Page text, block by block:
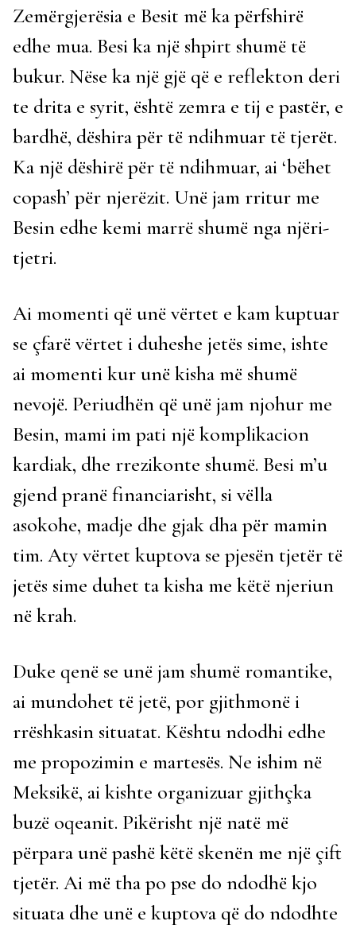
Zemërgjerësia e Besit më ka përfshirë
edhe mua. Besi ka një shpirt shumë të
bukur. Nëse ka një gjë që e reflekton deri
te drita e syrit, është zemra e tij e pastër, e
bardhë, dëshira për të ndihmuar të tjerët.
Ka një dëshirë për të ndihmuar, ai ‘bëhet
copash’ për njerëzit. Unë jam rritur me
Besin edhe kemi marrë shumë nga njëri-
tjetri.
Ai momenti që unë vërtet e kam kuptuar
se çfarë vërtet i duheshe jetës sime, ishte
ai momenti kur unë kisha më shumë
nevojë. Periudhën që unë jam njohur me
Besin, mami im pati një komplikacion
kardiak, dhe rrezikonte shumë. Besi m’u
gjend pranë financiarisht, si vëlla
asokohe, madje dhe gjak dha për mamin
tim. Aty vërtet kuptova se pjesën tjetër të
jetës sime duhet ta kisha me këtë njeriun
në krah.
Duke qenë se unë jam shumë romantike,
ai mundohet të jetë, por gjithmonë i
rrëshkasin situatat. Kështu ndodhi edhe
me propozimin e martesës. Ne ishim në
Meksikë, ai kishte organizuar gjithçka
buzë oqeanit. Pikërisht një natë më
përpara unë pashë këtë skenën me një çift
tjetër. Ai më tha po pse do ndodhë kjo
situata dhe unë e kuptova që do ndodhte